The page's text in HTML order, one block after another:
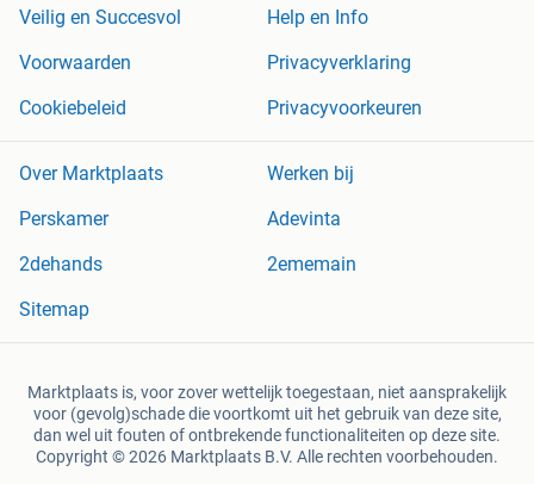
Veilig en Succesvol
Help en Info
Voorwaarden
Privacyverklaring
Cookiebeleid
Privacyvoorkeuren
Over Marktplaats
Werken bij
Perskamer
Adevinta
2dehands
2ememain
Sitemap
Marktplaats is, voor zover wettelijk toegestaan, niet aansprakelijk
voor (gevolg)schade die voortkomt uit het gebruik van deze site,
dan wel uit fouten of ontbrekende functionaliteiten op deze site.
Copyright © 2026 Marktplaats B.V. Alle rechten voorbehouden.